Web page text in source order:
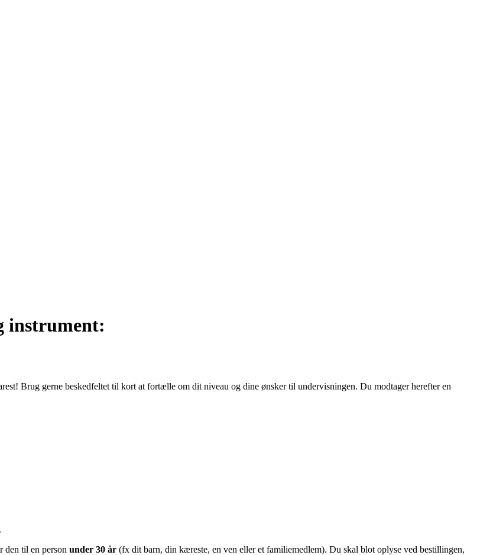
instrument:
Brug gerne beskedfeltet til kort at fortælle om dit niveau og dine ønsker til undervisningen. Du modtager herefter en
.
den til en person under 30 år (fx dit barn, din kæreste, en ven eller et familiemedlem). Du skal blot oplyse ved bestillingen,